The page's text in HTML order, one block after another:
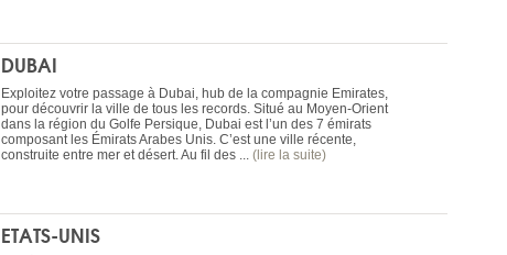
DUBAI
Exploitez votre passage à Dubai, hub de la compagnie Emirates,
pour découvrir la ville de tous les records. Situé au Moyen-Orient
dans la région du Golfe Persique, Dubai est l’un des 7 émirats
composant les Émirats Arabes Unis. C’est une ville récente,
construite entre mer et désert. Au fil des ... (lire la suite)
ETATS-UNIS